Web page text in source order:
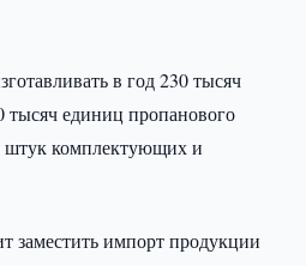
в год 230 тысяч
тысяч единиц пропанового
штук комплектующих и
заместить импорт продукции